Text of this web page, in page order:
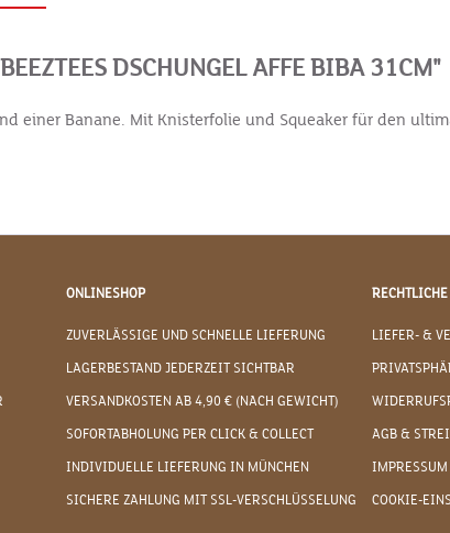
DSCHUNGEL AFFE BIBA 31CM"
einer Banane. Mit Knisterfolie und Squeaker für den
ONLINESHOP
ZUVERLÄSSIGE UND SCHNELLE LIEFERUNG
LAGERBESTAND JEDERZEIT SICHTBAR
VERSANDKOSTEN AB 4,90 € (NACH GEWICHT)
SOFORTABHOLUNG PER CLICK & COLLECT
INDIVIDUELLE LIEFERUNG IN MÜNCHEN
SICHERE ZAHLUNG MIT SSL-VERSCHLÜSSELUNG
LIEFER- &
AGB &
IMPRESSUM
COOKIE-